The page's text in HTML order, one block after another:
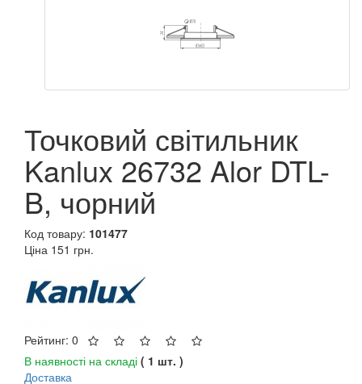
Точковий світильник
Kanlux 26732 Alor DTL-
B, чорний
Код товару: 101477
Ціна 151 грн.
Рейтинг: 0
В наявності на складі ( 1 шт. )
Доставка